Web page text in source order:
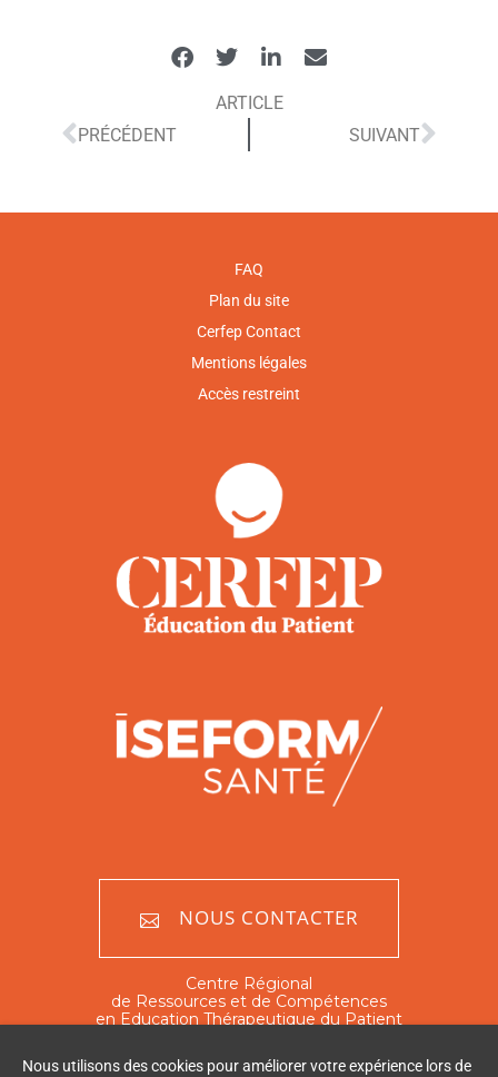
ARTICLE
PRÉCÉDENT
SUIVANT
FAQ
Plan du site
Cerfep Contact
Mentions légales
Accès restreint
NOUS CONTACTER
Centre Régional
de Ressources et de Compétences
en Education Thérapeutique du Patient
Nous utilisons des cookies pour améliorer votre expérience lors de